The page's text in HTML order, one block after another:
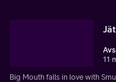
11
Big Mouth falls in love with